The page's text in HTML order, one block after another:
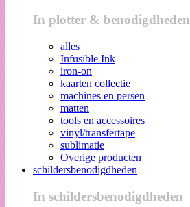
In plotter & benodigdheden
alles
Infusible Ink
iron-on
kaarten collectie
machines en persen
matten
tools en accessoires
vinyl/transfertape
sublimatie
Overige producten
schildersbenodigdheden
In schildersbenodigdheden